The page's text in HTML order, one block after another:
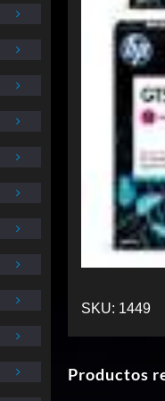
SKU: 1449
Productos